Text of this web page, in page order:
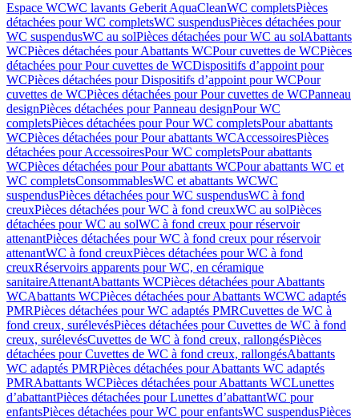
Espace WCWC lavants Geberit AquaCleanWC completsPièces
détachées pour WC completsWC suspendusPièces détachées pour
WC suspendusWC au solPièces détachées pour WC au solAbattants
WCPièces détachées pour Abattants WCPour cuvettes de WCPièces
détachées pour Pour cuvettes de WCDispositifs d’appoint pour
WCPièces détachées pour Dispositifs d’appoint pour WCPour
cuvettes de WCPièces détachées pour Pour cuvettes de WCPanneau
designPièces détachées pour Panneau designPour WC
completsPièces détachées pour Pour WC completsPour abattants
WCPièces détachées pour Pour abattants WCAccessoiresPièces
détachées pour AccessoiresPour WC completsPour abattants
WCPièces détachées pour Pour abattants WCPour abattants WC et
WC completsConsommablesWC et abattants WCWC
suspendusPièces détachées pour WC suspendusWC à fond
creuxPièces détachées pour WC à fond creuxWC au solPièces
détachées pour WC au solWC à fond creux pour réservoir
attenantPièces détachées pour WC à fond creux pour réservoir
attenantWC à fond creuxPièces détachées pour WC à fond
creuxRéservoirs apparents pour WC, en céramique
sanitaireAttenantAbattants WCPièces détachées pour Abattants
WCAbattants WCPièces détachées pour Abattants WCWC adaptés
PMRPièces détachées pour WC adaptés PMRCuvettes de WC à
fond creux, surélevésPièces détachées pour Cuvettes de WC à fond
creux, surélevésCuvettes de WC à fond creux, rallongésPièces
détachées pour Cuvettes de WC à fond creux, rallongésAbattants
WC adaptés PMRPièces détachées pour Abattants WC adaptés
PMRAbattants WCPièces détachées pour Abattants WCLunettes
d’abattantPièces détachées pour Lunettes d’abattantWC pour
enfantsPièces détachées pour WC pour enfantsWC suspendusPièces